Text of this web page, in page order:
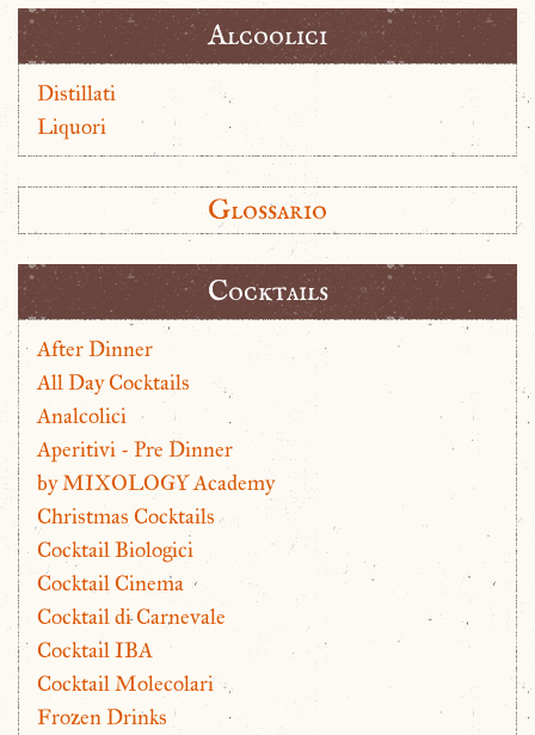
Alcoolici
Distillati
Liquori
Glossario
Cocktails
After Dinner
All Day Cocktails
Analcolici
Aperitivi - Pre Dinner
by MIXOLOGY Academy
Christmas Cocktails
Cocktail Biologici
Cocktail Cinema
Cocktail di Carnevale
Cocktail IBA
Cocktail Molecolari
Frozen Drinks